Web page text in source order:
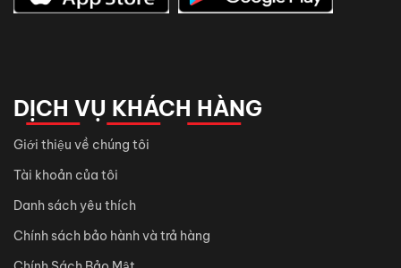
DỊCH VỤ KHÁCH HÀNG
Giới thiệu về chúng tôi
Tài khoản của tôi
Danh sách yêu thích
Chính sách bảo hành và trả hàng